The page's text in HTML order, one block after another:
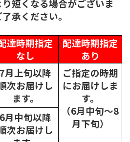
短くなる場合がございま
承ください。
達時期指定
なし
配達時期指定
あり
7月上旬以降
次お届けし
ます。
ご指定の時期
にお届けしま
す。
（6月中旬～8
月下旬）
6月中旬以降
次お届けし